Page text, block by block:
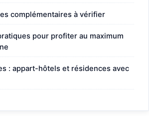
complémentaires à vérifier
pour profiter au maximum
: appart-hôtels et résidences avec